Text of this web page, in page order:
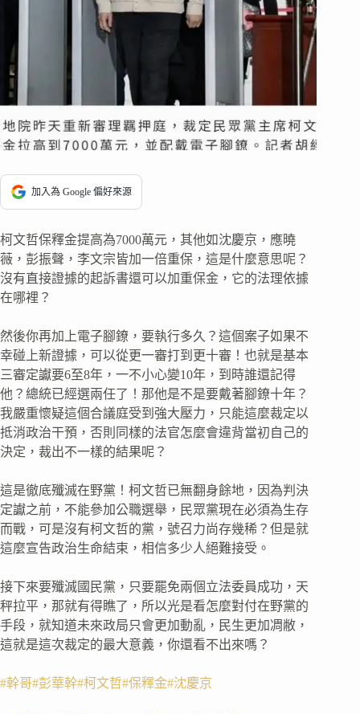
加入為 Google 偏好來源
柯文哲保釋金提高為7000萬元，其他如沈慶京，應曉
薇，彭振聲，李文宗皆加一倍重保，這是什麼意思呢？
沒有直接證據的起訴書還可以加重保金，它的法理依據
在哪裡？
然後你再加上電子腳鐐，要執行多久？這個案子如果不
幸碰上新證據，可以從更一審打到更十審！也就是基本
三審定讞要6至8年，一不小心變10年，到時誰還記得
他？總統已經選兩任了！那他是不是要戴著腳鐐十年？
我嚴重懷疑這個合議庭受到強大壓力，只能這麼裁定以
抵消政治干預，否則同樣的法官怎麼會違背當初自己的
決定，裁出不一樣的結果呢？
這是徹底殲滅在野黨！柯文哲已無翻身餘地，因為判決
定讞之前，不能參加公職選舉，民眾黨現在必須為生存
而戰，可是沒有柯文哲的黨，號召力尚存幾稀？但是就
這麼宣告政治生命結束，相信多少人絕難接受。
接下來要殲滅國民黨，只要罷免兩個立法委員成功，天
秤拉平，那就有得瞧了，所以光是看怎麼對付在野黨的
手段，就知道未來政局只會更加動亂，民生更加凋敝，
這就是這次裁定的最大意義，你還看不出來嗎？
#幹哥#彭華幹#柯文哲#保釋金#沈慶京